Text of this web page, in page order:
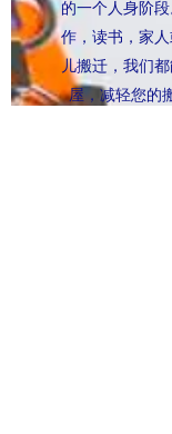
的一个人身阶
作，读书，家
儿搬迁，我们
屋，减轻您的